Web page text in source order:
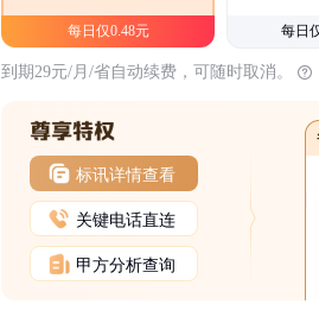
每日仅0.48元 每日
到期29元/月/省自动续费，可随时取消。
标讯详情查看
关键电话直连
甲方分析查询